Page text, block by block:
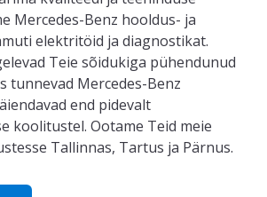
Mercedes-Benz hooldus- ja
elektritöid ja diagnostikat.
Teie sõidukiga pühendunud
tunnevad Mercedes-Benz
end pidevalt
koolitustel. Ootame Teid meie
tesse Tallinnas, Tartus ja Pärnus.